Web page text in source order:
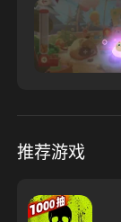
推荐游戏